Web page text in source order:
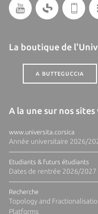
La boutique de
A BUTTEGUCCIA
A la une sur nos sites
www.universita.corsica
Année universitaire 2026/
Etudiants & futurs étudiants
Dates de rentrée 2026/2027
Recherche
Topology and
Platforms